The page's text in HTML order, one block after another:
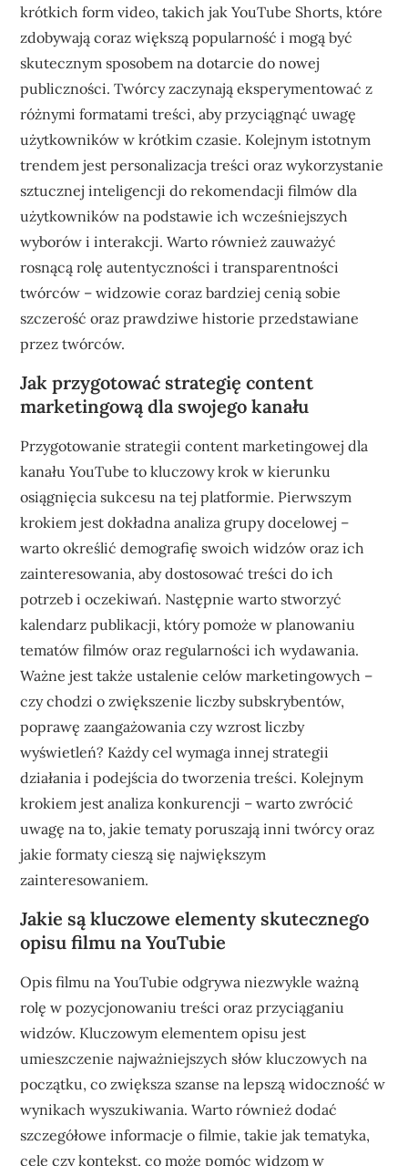
krótkich form video, takich jak YouTube Shorts, które
zdobywają coraz większą popularność i mogą być
skutecznym sposobem na dotarcie do nowej
publiczności. Twórcy zaczynają eksperymentować z
różnymi formatami treści, aby przyciągnąć uwagę
użytkowników w krótkim czasie. Kolejnym istotnym
trendem jest personalizacja treści oraz wykorzystanie
sztucznej inteligencji do rekomendacji filmów dla
użytkowników na podstawie ich wcześniejszych
wyborów i interakcji. Warto również zauważyć
rosnącą rolę autentyczności i transparentności
twórców – widzowie coraz bardziej cenią sobie
szczerość oraz prawdziwe historie przedstawiane
przez twórców.
Jak przygotować strategię content
marketingową dla swojego kanału
Przygotowanie strategii content marketingowej dla
kanału YouTube to kluczowy krok w kierunku
osiągnięcia sukcesu na tej platformie. Pierwszym
krokiem jest dokładna analiza grupy docelowej –
warto określić demografię swoich widzów oraz ich
zainteresowania, aby dostosować treści do ich
potrzeb i oczekiwań. Następnie warto stworzyć
kalendarz publikacji, który pomoże w planowaniu
tematów filmów oraz regularności ich wydawania.
Ważne jest także ustalenie celów marketingowych –
czy chodzi o zwiększenie liczby subskrybentów,
poprawę zaangażowania czy wzrost liczby
wyświetleń? Każdy cel wymaga innej strategii
działania i podejścia do tworzenia treści. Kolejnym
krokiem jest analiza konkurencji – warto zwrócić
uwagę na to, jakie tematy poruszają inni twórcy oraz
jakie formaty cieszą się największym
zainteresowaniem.
Jakie są kluczowe elementy skutecznego
opisu filmu na YouTubie
Opis filmu na YouTubie odgrywa niezwykle ważną
rolę w pozycjonowaniu treści oraz przyciąganiu
widzów. Kluczowym elementem opisu jest
umieszczenie najważniejszych słów kluczowych na
początku, co zwiększa szanse na lepszą widoczność w
wynikach wyszukiwania. Warto również dodać
szczegółowe informacje o filmie, takie jak tematyka,
cele czy kontekst, co może pomóc widzom w